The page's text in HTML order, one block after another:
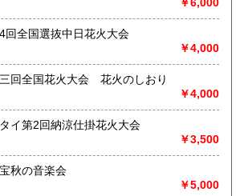
ーダイヤル 0120-006-229 (担当・
気軽に当店にご相談ください。
ご連絡次第、即日に参上いたします。古
い取り、大量大歓迎です。
和本、古文書、紙物チラシ、郷土資料、地
術、文学、雑誌等)に力を入れておりま
門で取り扱いしておりますので引越し増
回全国選抜中日花火大会
￥4,000
三回全国花火大会 花火のしおり
￥4,000
イ第2回納涼仕掛花火大会
￥3,500
秋の音楽会
￥5,000